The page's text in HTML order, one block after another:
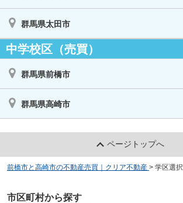
群馬県太田市
中学校区（売買）
群馬県前橋市
群馬県高崎市
ページトップへ
前橋市と高崎市の不動産売買｜クリア不動産 > 学区選択
市区町村から探す